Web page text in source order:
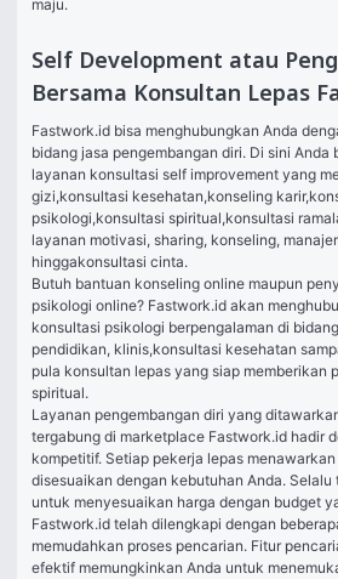
maju.
Self Development atau
Bersama Konsultan Lepas
Fastwork.id bisa menghubungkan Anda
bidang jasa pengembangan diri. Di sini Anda
layanan konsultasi self improvement yang
gizi,konsultasi kesehatan,konseling karir,
psikologi,konsultasi spiritual,konsultasi
layanan motivasi, sharing, konseling,
hinggakonsultasi cinta.
Butuh bantuan konseling online maupun
psikologi online? Fastwork.id akan
konsultasi psikologi berpengalaman di
pendidikan, klinis,konsultasi kesehatan
pula konsultan lepas yang siap memberikan
spiritual.
Layanan pengembangan diri yang
tergabung di marketplace Fastwork.id hadir
kompetitif. Setiap pekerja lepas
disesuaikan dengan kebutuhan Anda. Selalu
untuk menyesuaikan harga dengan budget
Fastwork.id telah dilengkapi dengan
memudahkan proses pencarian. Fitur
efektif memungkinkan Anda untuk